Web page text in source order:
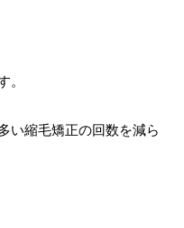
。
い縮毛矯正の回数を減ら